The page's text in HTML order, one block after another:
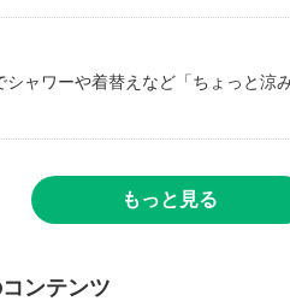
シャワーや着替えなど「ちょっと涼
もっと見る
ンテンツ